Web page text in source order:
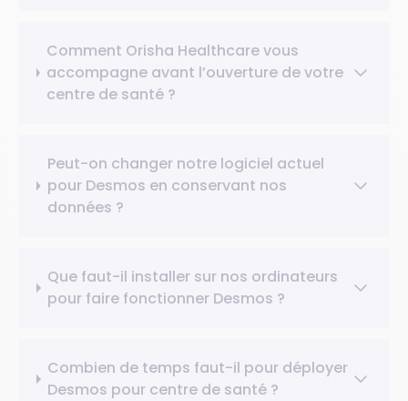
Comment Orisha Healthcare vous
accompagne avant l’ouverture de votre
centre de santé ?
Peut-on changer notre logiciel actuel
pour Desmos en conservant nos
données ?
Que faut-il installer sur nos ordinateurs
pour faire fonctionner Desmos ?
Combien de temps faut-il pour déployer
Desmos pour centre de santé ?